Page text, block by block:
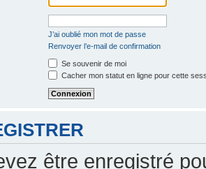
J’ai oublié mon mot de passe
Renvoyer l’e-mail de confirmation
Se souvenir de moi
Cacher mon statut en ligne pour cette
être enregistré